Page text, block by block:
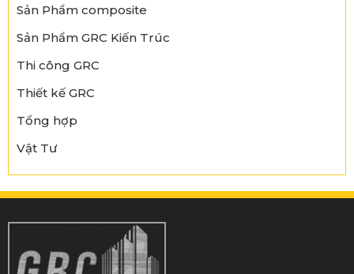
Sản Phẩm composite
Sản Phẩm GRC Kiến Trúc
Thi công GRC
Thiết kế GRC
Tổng hợp
Vật Tư